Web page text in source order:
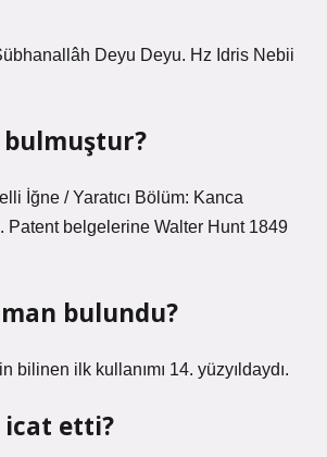
Deyu Deyu. Hz Idris Nebii
İğne / Yaratıcı Bölüm: Kanca
Patent belgelerine Walter Hunt 1849
bulundu?
bilinen ilk kullanımı 14. yüzyıldaydı.
etti?